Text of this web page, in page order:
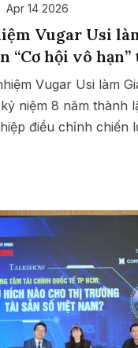
Apr 14 2026
Vugar Usi
“Cơ hội vô hạn”
Vugar Usi làm
niệm 8 năm thành
điều chỉnh chiến
theo triết lý
hội vô hạn”.